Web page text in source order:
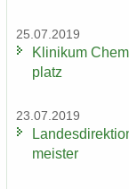
25.07.2019
Kli­ni­kum
platz
23.07.2019
meis­ter